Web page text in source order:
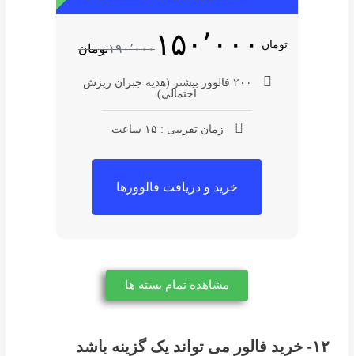
۱۹۰٬۰۰۰تومان ۱۵۰٬۰۰۰ تومان
۲۰۰ فالوور بیشتر (هدیه جبران ریزش
احتمالی)
زمان تقریبی : ۱۵ ساعت
خرید و دریافت فالوورها
مشاهده تمام بسته ها
۱۲- خرید فالور می تواند یک گزینه باشد